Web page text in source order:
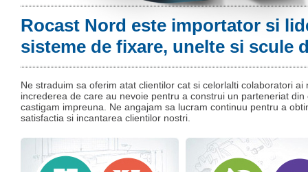
Rocast Nord este importator si
sisteme de fixare, unelte si scule
Ne straduim sa oferim atat clientilor cat si celorlalti colaboratori ai
increderea de care au nevoie pentru a construi un parteneriat din
castigam impreuna. Ne angajam sa lucram continuu pentru a
satisfactia si incantarea clientilor nostri.